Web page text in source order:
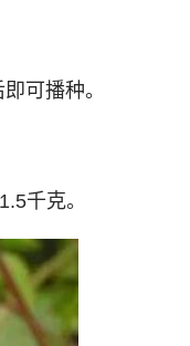
可播种。
千克。